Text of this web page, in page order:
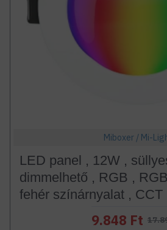
Miboxer / Mi-
LED panel , 12W ,
dimmelhető , RGB ,
fehér színárnyalat , CCT
9.848 Ft